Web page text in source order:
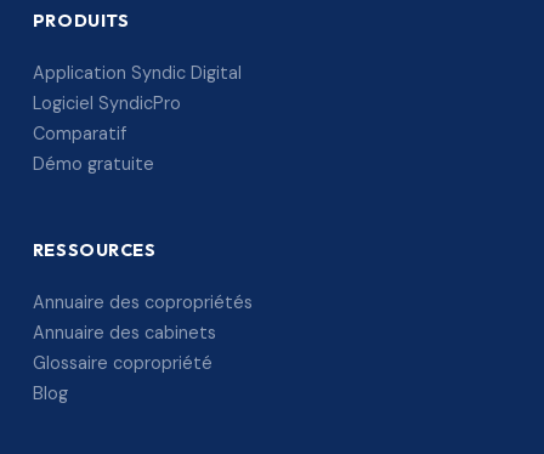
PRODUITS
Application Syndic Digital
Logiciel SyndicPro
Comparatif
Démo gratuite
RESSOURCES
Annuaire des copropriétés
Annuaire des cabinets
Glossaire copropriété
Blog